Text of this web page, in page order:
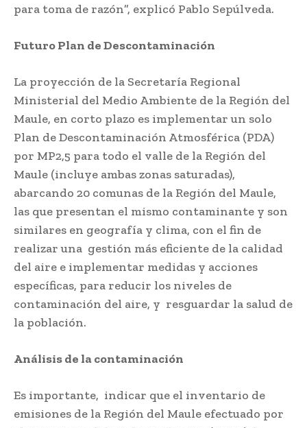
para toma de razón”, explicó Pablo Sepúlveda.
Futuro Plan de Descontaminación
La proyección de la Secretaría Regional
Ministerial del Medio Ambiente de la Región del
Maule, en corto plazo es implementar un solo
Plan de Descontaminación Atmosférica (PDA)
por MP2,5 para todo el valle de la Región del
Maule (incluye ambas zonas saturadas),
abarcando 20 comunas de la Región del Maule,
las que presentan el mismo contaminante y son
similares en geografía y clima, con el fin de
realizar una gestión más eficiente de la calidad
del aire e implementar medidas y acciones
específicas, para reducir los niveles de
contaminación del aire, y resguardar la salud de
la población.
Análisis de la contaminación
Es importante, indicar que el inventario de
emisiones de la Región del Maule efectuado por